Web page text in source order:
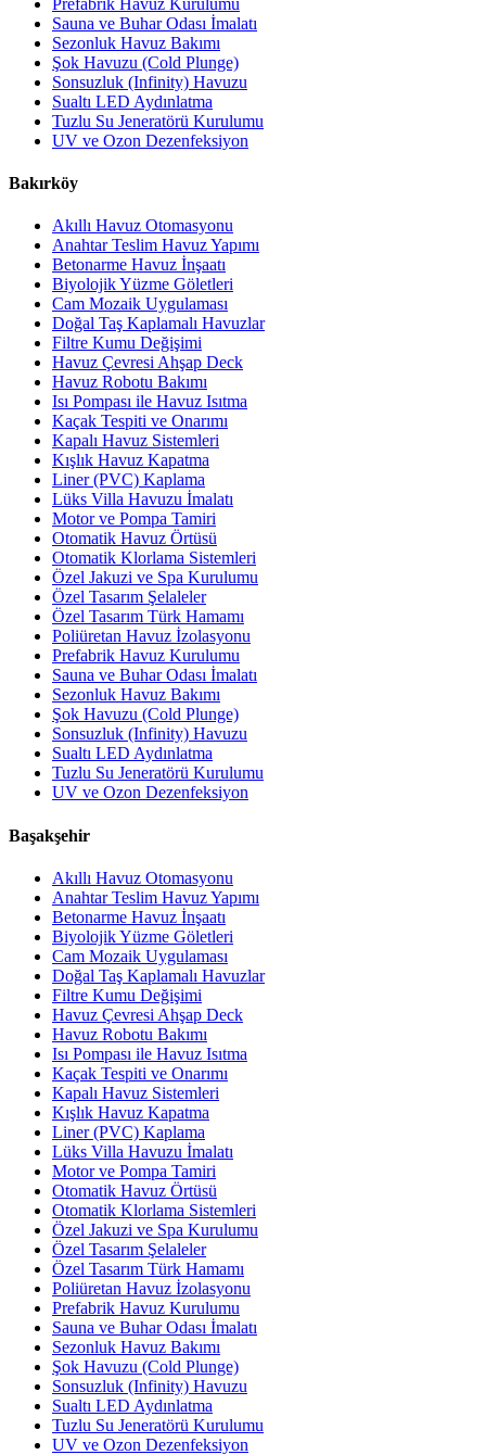
Prefabrik Havuz Kurulumu
Sauna ve Buhar Odası İmalatı
Sezonluk Havuz Bakımı
Şok Havuzu (Cold Plunge)
Sonsuzluk (Infinity) Havuzu
Sualtı LED Aydınlatma
Tuzlu Su Jeneratörü Kurulumu
UV ve Ozon Dezenfeksiyon
Bakırköy
Akıllı Havuz Otomasyonu
Anahtar Teslim Havuz Yapımı
Betonarme Havuz İnşaatı
Biyolojik Yüzme Göletleri
Cam Mozaik Uygulaması
Doğal Taş Kaplamalı Havuzlar
Filtre Kumu Değişimi
Havuz Çevresi Ahşap Deck
Havuz Robotu Bakımı
Isı Pompası ile Havuz Isıtma
Kaçak Tespiti ve Onarımı
Kapalı Havuz Sistemleri
Kışlık Havuz Kapatma
Liner (PVC) Kaplama
Lüks Villa Havuzu İmalatı
Motor ve Pompa Tamiri
Otomatik Havuz Örtüsü
Otomatik Klorlama Sistemleri
Özel Jakuzi ve Spa Kurulumu
Özel Tasarım Şelaleler
Özel Tasarım Türk Hamamı
Poliüretan Havuz İzolasyonu
Prefabrik Havuz Kurulumu
Sauna ve Buhar Odası İmalatı
Sezonluk Havuz Bakımı
Şok Havuzu (Cold Plunge)
Sonsuzluk (Infinity) Havuzu
Sualtı LED Aydınlatma
Tuzlu Su Jeneratörü Kurulumu
UV ve Ozon Dezenfeksiyon
Başakşehir
Akıllı Havuz Otomasyonu
Anahtar Teslim Havuz Yapımı
Betonarme Havuz İnşaatı
Biyolojik Yüzme Göletleri
Cam Mozaik Uygulaması
Doğal Taş Kaplamalı Havuzlar
Filtre Kumu Değişimi
Havuz Çevresi Ahşap Deck
Havuz Robotu Bakımı
Isı Pompası ile Havuz Isıtma
Kaçak Tespiti ve Onarımı
Kapalı Havuz Sistemleri
Kışlık Havuz Kapatma
Liner (PVC) Kaplama
Lüks Villa Havuzu İmalatı
Motor ve Pompa Tamiri
Otomatik Havuz Örtüsü
Otomatik Klorlama Sistemleri
Özel Jakuzi ve Spa Kurulumu
Özel Tasarım Şelaleler
Özel Tasarım Türk Hamamı
Poliüretan Havuz İzolasyonu
Prefabrik Havuz Kurulumu
Sauna ve Buhar Odası İmalatı
Sezonluk Havuz Bakımı
Şok Havuzu (Cold Plunge)
Sonsuzluk (Infinity) Havuzu
Sualtı LED Aydınlatma
Tuzlu Su Jeneratörü Kurulumu
UV ve Ozon Dezenfeksiyon